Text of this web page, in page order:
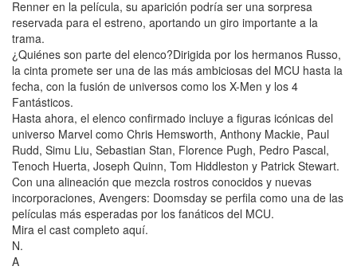
Renner en la película, su aparición podría ser una sorpresa
reservada para el estreno, aportando un giro importante a la
trama.
¿Quiénes son parte del elenco?Dirigida por los hermanos Russo,
la cinta promete ser una de las más ambiciosas del MCU hasta la
fecha, con la fusión de universos como los X-Men y los 4
Fantásticos.
Hasta ahora, el elenco confirmado incluye a figuras icónicas del
universo Marvel como Chris Hemsworth, Anthony Mackie, Paul
Rudd, Simu Liu, Sebastian Stan, Florence Pugh, Pedro Pascal,
Tenoch Huerta, Joseph Quinn, Tom Hiddleston y Patrick Stewart.
Con una alineación que mezcla rostros conocidos y nuevas
incorporaciones, Avengers: Doomsday se perfila como una de las
películas más esperadas por los fanáticos del MCU.
Mira el cast completo aquí.
N.
A